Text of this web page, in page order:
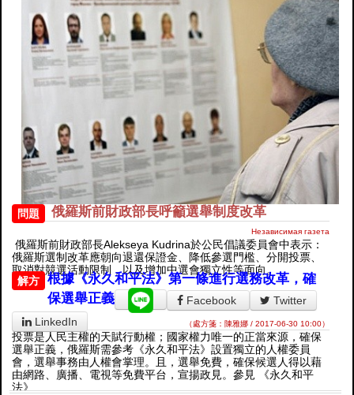
問題 俄羅斯前財政部長呼籲選舉制度改革
Независимая газета
俄羅斯前財政部長Alekseya Kudrina於公民倡議委員會中表示：
俄羅斯選制改革應朝向退還保證金、降低參選門檻、分開投票、
取消對競選活動限制，以及增加中選會獨立性等面向。
解方
根據《永久和平法》第一條進行選務改革，確
保選舉正義
Facebook
Twitter
LinkedIn
（處方箋：陳雅娜 / 2017-06-30 10:00）
投票是人民主權的天賦行動權；國家權力唯一的正當來源，確保
選舉正義，俄羅斯需參考《永久和平法》設置獨立的人權委員
會，選舉事務由人權會掌理。且，選舉免費，確保候選人得以藉
由網路、廣播、電視等免費平台，宣揚政見。參見 《永久和平
法》